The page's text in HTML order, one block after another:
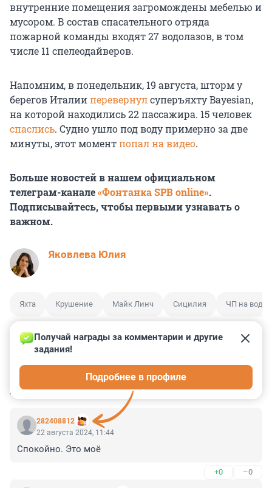
внутренние помещения загромождены мебелью и
мусором. В состав спасательного отряда
пожарной команды входят 27 водолазов, в том
числе 11 спелеодайверов.
Напомним, в понедельник, 19 августа, шторм у
берегов Италииперевернулсуперъяхту Bayesian,
на которой находились 22 пассажира. 15 человек
спаслись. Судно ушло под воду примерно за две
минуты, этот моментпопал на видео.
Больше новостей в нашем официальном
телеграм-канале«Фонтанка SPB online».
Подписывайтесь, чтобы первыми узнавать о
важном.
Яковлева Юлия
Яхта Крушение Майк Линч Сицилия ЧП на воде
КОММЕНТАРИИ 7
282408812
Получай награды за комментарии и другие
задания!
Подробнее в профиле
22 августа 2024, 11:44
Спокойно. Это моё
+0 –0